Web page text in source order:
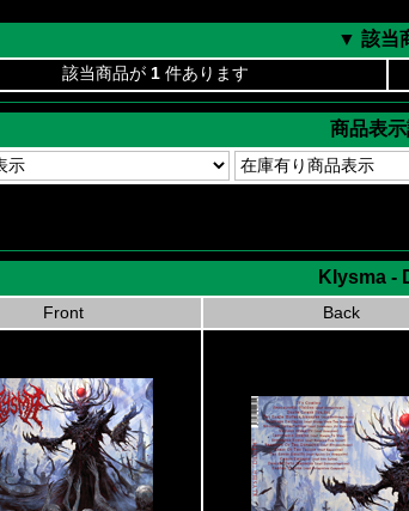
▼ 該当
該当商品が 1 件あります
商品表
Klysma -
Front Back